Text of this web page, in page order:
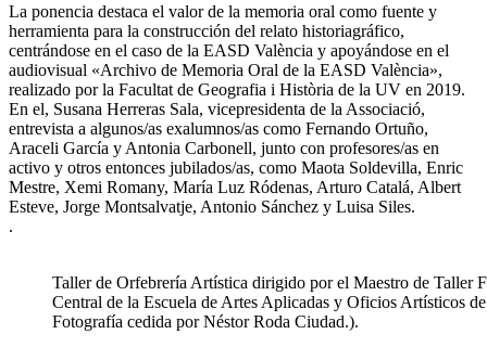
La ponencia destaca el valor de la memoria oral como fuente y
herramienta para la construcción del relato historiagráfico,
centrándose en el caso de la EASD València y apoyándose en el
audiovisual «Archivo de Memoria Oral de la EASD València»,
realizado por la Facultat de Geografia i Història de la UV en 2019.
En el, Susana Herreras Sala, vicepresidenta de la Associació,
entrevista a algunos/as exalumnos/as como Fernando Ortuño,
Araceli García y Antonia Carbonell, junto con profesores/as en
activo y otros entonces jubilados/as, como Maota Soldevilla, Enric
Mestre, Xemi Romany, María Luz Ródenas, Arturo Catalá, Albert
Esteve, Jorge Montsalvatje, Antonio Sánchez y Luisa Siles.
.
Taller de Orfebrería Artística dirigido por el Maestro de Taller
Central de la Escuela de Artes Aplicadas y Oficios Artísticos
Fotografía cedida por Néstor Roda Ciudad.).